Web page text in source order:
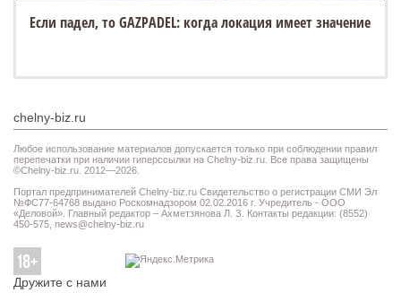
Если падел, то GAZPADEL: когда локация имеет значение
chelny-biz.ru
Любое использование материалов допускается только при соблюдении правил
перепечатки при наличии гиперссылки на Chelny-biz.ru. Все права защищены
©Chelny-biz.ru. 2012—2026.
Портал предпринимателей Chelny-biz.ru Свидетельство о регистрации СМИ Эл
№ФС77-64768 выдано Роскомнадзором 02.02.2016 г. Учредитель - ООО
«Деловой». Главный редактор – Ахметзянова Л. З. Контакты редакции: (8552)
450-575, news@chelny-biz.ru
Дружите с нами